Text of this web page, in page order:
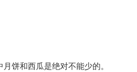
饼和西瓜是绝对不能少的。